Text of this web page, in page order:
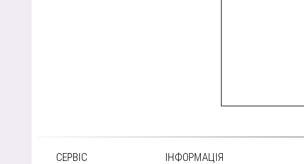
СЕРВІС
ІНФОРМАЦІЯ